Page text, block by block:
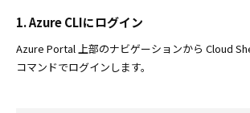
1. Azure CLIにログイン
Azure Portal 上部のナビゲーションから Cloud
コマンドでログインします。